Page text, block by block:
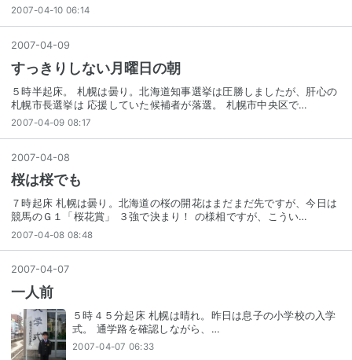
2007-04-10 06:14
2007-04-09
すっきりしない月曜日の朝
５時半起床。 札幌は曇り。北海道知事選挙は圧勝しましたが、肝心の
札幌市長選挙は 応援していた候補者が落選。 札幌市中央区で…
2007-04-09 08:17
2007-04-08
桜は桜でも
７時起床 札幌は曇り。北海道の桜の開花はまだまだ先ですが、今日は
競馬のＧ１「桜花賞」 ３強で決まり！ の様相ですが、こうい…
2007-04-08 08:48
2007-04-07
一人前
５時４５分起床 札幌は晴れ。昨日は息子の小学校の入学
式。 通学路を確認しながら、…
2007-04-07 06:33